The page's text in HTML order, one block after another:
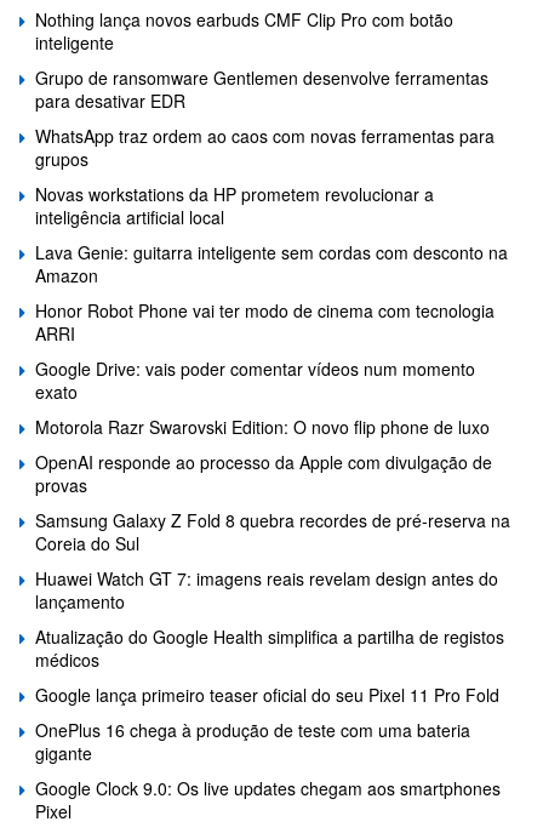
Nothing lança novos earbuds CMF Clip Pro com botão
inteligente
Grupo de ransomware Gentlemen desenvolve ferramentas
para desativar EDR
WhatsApp traz ordem ao caos com novas ferramentas para
grupos
Novas workstations da HP prometem revolucionar a
inteligência artificial local
Lava Genie: guitarra inteligente sem cordas com desconto na
Amazon
Honor Robot Phone vai ter modo de cinema com tecnologia
ARRI
Google Drive: vais poder comentar vídeos num momento
exato
Motorola Razr Swarovski Edition: O novo flip phone de luxo
OpenAI responde ao processo da Apple com divulgação de
provas
Samsung Galaxy Z Fold 8 quebra recordes de pré-reserva na
Coreia do Sul
Huawei Watch GT 7: imagens reais revelam design antes do
lançamento
Atualização do Google Health simplifica a partilha de registos
médicos
Google lança primeiro teaser oficial do seu Pixel 11 Pro Fold
OnePlus 16 chega à produção de teste com uma bateria
gigante
Google Clock 9.0: Os live updates chegam aos smartphones
Pixel